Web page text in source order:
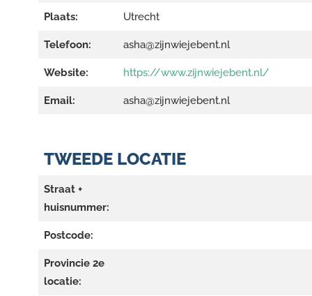
Plaats: Utrecht
Telefoon: asha@zijnwiejebent.nl
Website: https://www.zijnwiejebent.nl/
Email: asha@zijnwiejebent.nl
TWEEDE LOCATIE
Straat +
huisnummer:
Postcode:
Provincie 2e
locatie: